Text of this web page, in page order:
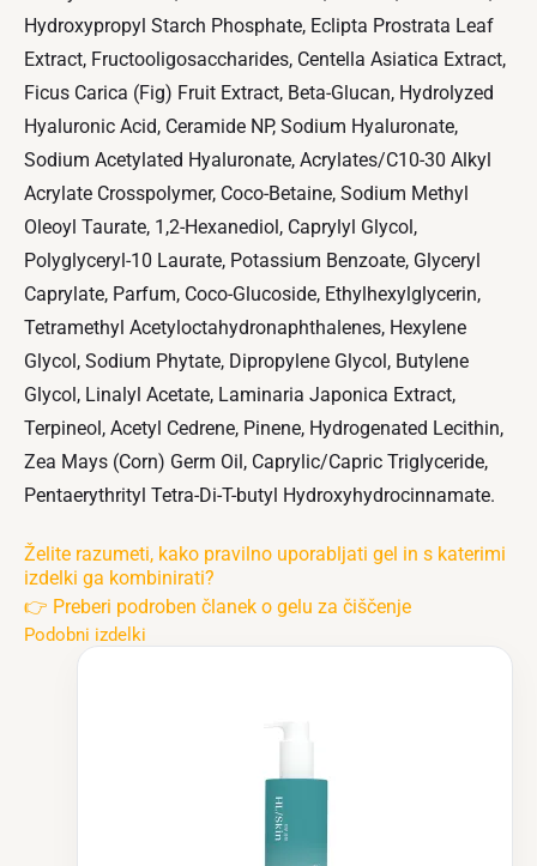
Hydroxypropyl Starch Phosphate, Eclipta Prostrata Leaf
Extract, Fructooligosaccharides, Centella Asiatica Extract,
Ficus Carica (Fig) Fruit Extract, Beta-Glucan, Hydrolyzed
Hyaluronic Acid, Ceramide NP, Sodium Hyaluronate,
Sodium Acetylated Hyaluronate, Acrylates/C10-30 Alkyl
Acrylate Crosspolymer, Coco-Betaine, Sodium Methyl
Oleoyl Taurate, 1,2-Hexanediol, Caprylyl Glycol,
Polyglyceryl-10 Laurate, Potassium Benzoate, Glyceryl
Caprylate, Parfum, Coco-Glucoside, Ethylhexylglycerin,
Tetramethyl Acetyloctahydronaphthalenes, Hexylene
Glycol, Sodium Phytate, Dipropylene Glycol, Butylene
Glycol, Linalyl Acetate, Laminaria Japonica Extract,
Terpineol, Acetyl Cedrene, Pinene, Hydrogenated Lecithin,
Zea Mays (Corn) Germ Oil, Caprylic/Capric Triglyceride,
Pentaerythrityl Tetra-Di-T-butyl Hydroxyhydrocinnamate.
Želite razumeti, kako pravilno uporabljati gel in s katerimi
izdelki ga kombinirati?
👉 Preberi podroben članek o gelu za čiščenje
Podobni izdelki